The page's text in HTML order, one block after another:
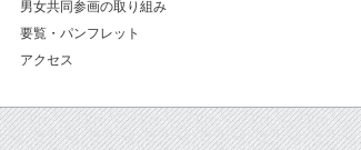
男女共同参画の取り組み
要覧・パンフレット
アクセス